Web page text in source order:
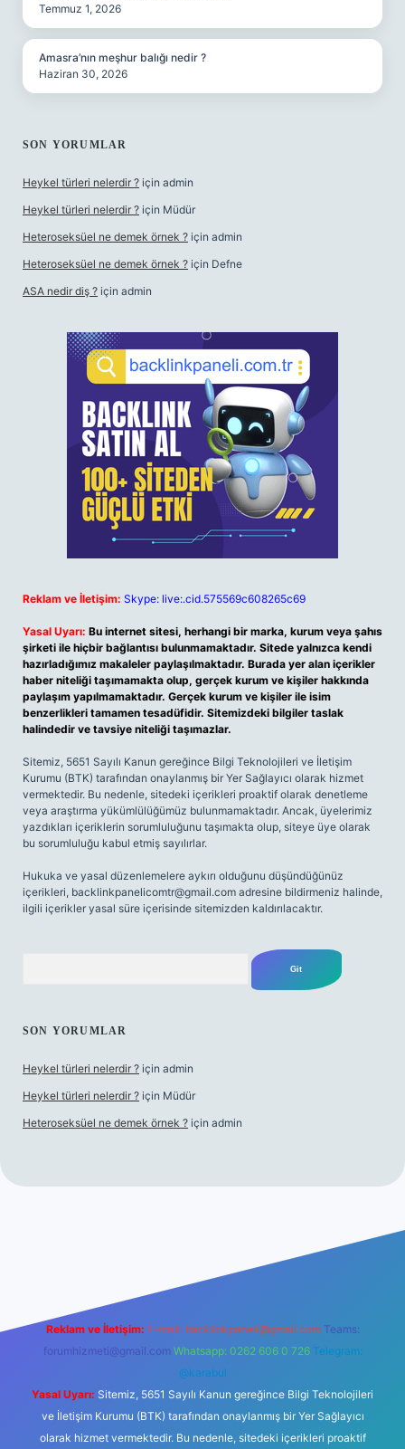
Temmuz 1, 2026
Amasra’nın meşhur balığı nedir ?
Haziran 30, 2026
SON YORUMLAR
Heykel türleri nelerdir ? için admin
Heykel türleri nelerdir ? için Müdür
Heteroseksüel ne demek örnek ? için admin
Heteroseksüel ne demek örnek ? için Defne
ASA nedir diş ? için admin
Reklam ve İletişim: Skype: live:.cid.575569c608265c69
Yasal Uyarı: Bu internet sitesi, herhangi bir marka, kurum veya şahıs
şirketi ile hiçbir bağlantısı bulunmamaktadır. Sitede yalnızca kendi
hazırladığımız makaleler paylaşılmaktadır. Burada yer alan içerikler
haber niteliği taşımamakta olup, gerçek kurum ve kişiler hakkında
paylaşım yapılmamaktadır. Gerçek kurum ve kişiler ile isim
benzerlikleri tamamen tesadüfidir. Sitemizdeki bilgiler taslak
halindedir ve tavsiye niteliği taşımazlar.
Sitemiz, 5651 Sayılı Kanun gereğince Bilgi Teknolojileri ve İletişim
Kurumu (BTK) tarafından onaylanmış bir Yer Sağlayıcı olarak hizmet
vermektedir. Bu nedenle, sitedeki içerikleri proaktif olarak denetleme
veya araştırma yükümlülüğümüz bulunmamaktadır. Ancak, üyelerimiz
yazdıkları içeriklerin sorumluluğunu taşımakta olup, siteye üye olarak
bu sorumluluğu kabul etmiş sayılırlar.
Hukuka ve yasal düzenlemelere aykırı olduğunu düşündüğünüz
içerikleri, backlinkpanelicomtr@gmail.com adresine bildirmeniz halinde,
ilgili içerikler yasal süre içerisinde sitemizden kaldırılacaktır.
SON YORUMLAR
Heykel türleri nelerdir ? için admin
Heykel türleri nelerdir ? için Müdür
Heteroseksüel ne demek örnek ? için admin
Reklam ve İletişim: E-mail: backlinkpaneli@gmail.com Teams:
forumhizmeti@gmail.com Whatsapp: 0262 606 0 726 Telegram:
@karabul
Yasal Uyarı: Sitemiz, 5651 Sayılı Kanun gereğince Bilgi Teknolojileri
ve İletişim Kurumu (BTK) tarafından onaylanmış bir Yer Sağlayıcı
olarak hizmet vermektedir. Bu nedenle, sitedeki içerikleri proaktif